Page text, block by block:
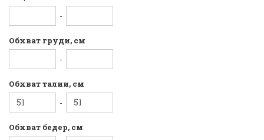
-
Обхват груди, см
-
Обхват талии, см
-
Обхват бедер, см